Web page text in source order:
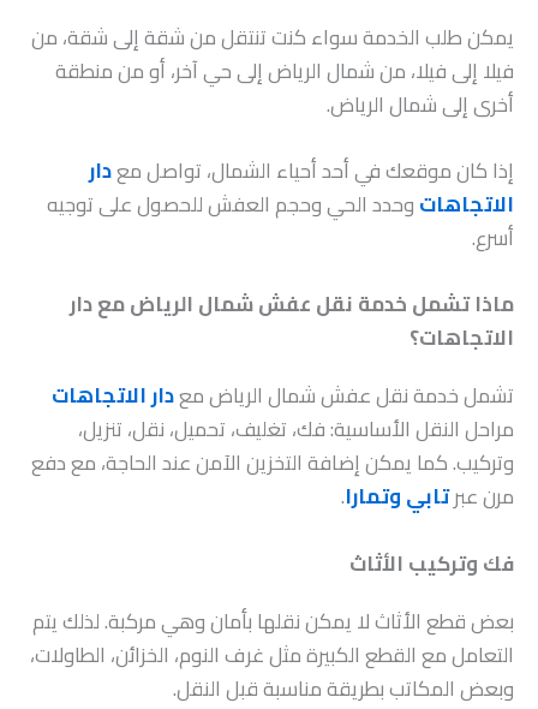
يمكن طلب الخدمة سواء كنت تنتقل من شقة إلى شقة، من
فيلا إلى فيلا، من شمال الرياض إلى حي آخر، أو من منطقة
أخرى إلى شمال الرياض.
إذا كان موقعك في أحد أحياء الشمال، تواصل معدار
الاتجاهاتوحدد الحي وحجم العفش للحصول على توجيه
أسرع.
ماذا تشمل خدمة نقل عفش شمال الرياض مع دار
الاتجاهات؟
تشمل خدمة نقل عفش شمال الرياض معدار الاتجاهات
مراحل النقل الأساسية: فك، تغليف، تحميل، نقل، تنزيل،
وتركيب. كما يمكن إضافة التخزين الآمن عند الحاجة، مع دفع
مرن عبرتابي وتمارا.
فك وتركيب الأثاث
بعض قطع الأثاث لا يمكن نقلها بأمان وهي مركبة. لذلك يتم
التعامل مع القطع الكبيرة مثل غرف النوم، الخزائن، الطاولات،
وبعض المكاتب بطريقة مناسبة قبل النقل.